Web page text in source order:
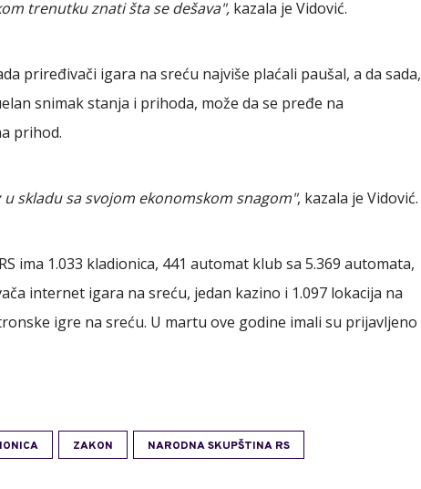
trenutku znati šta se dešava", kazala je Vidović.
priređivači igara na sreću najviše plaćali paušal, a da sada,
snimak stanja i prihoda, može da se pređe na
prihod.
u skladu sa svojom ekonomskom snagom", kazala je Vidović.
ima 1.033 kladionica, 441 automat klub sa 5.369 automata,
internet igara na sreću, jedan kazino i 1.097 lokacija na
igre na sreću. U martu ove godine imali su prijavljeno
ZAKON NARODNA SKUPŠTINA RS